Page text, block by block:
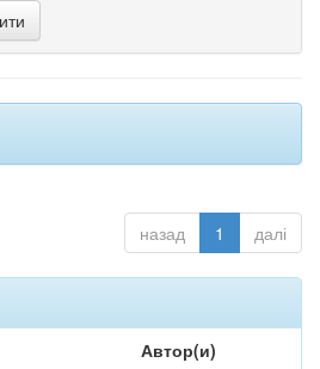
назад 1 далі
Автор(и)